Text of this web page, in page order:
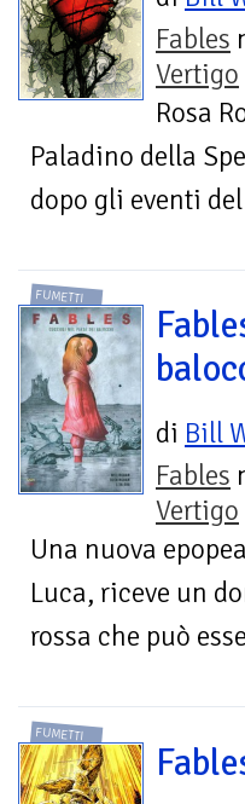
Fables
Vertigo
Rosa
Paladino della
dopo gli eventi
FUMETTI
di Bill
Fables
Vertigo
Una nuova
Luca, riceve un
rossa che può
FUMETTI